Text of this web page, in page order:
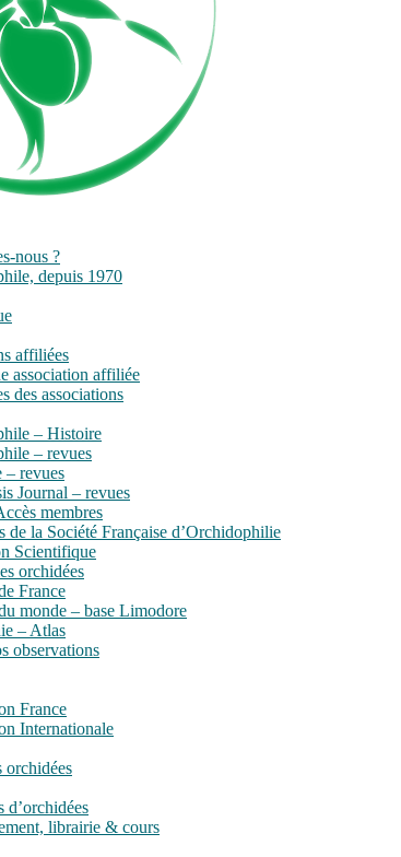
nous ?
depuis 1970
affiliées
association affiliée
des associations
– Histoire
– revues
– revues
Journal – revues
membres
de la Société Française d’Orchidophilie
Scientifique
orchidées
France
monde – base Limodore
– Atlas
observations
France
Internationale
orchidées
d’orchidées
librairie & cours